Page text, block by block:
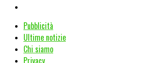
Pubblicità
Ultime notizie
Chi siamo